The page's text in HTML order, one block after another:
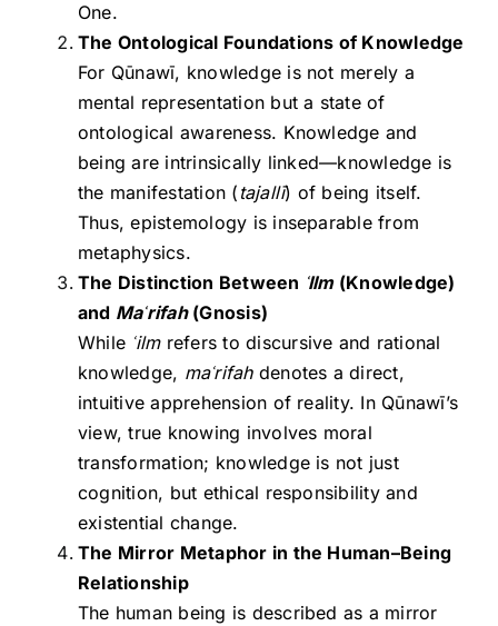
One.
The Ontological Foundations of Knowledge
For Qūnawī, knowledge is not merely a
mental representation but a state of
ontological awareness. Knowledge and
being are intrinsically linked—knowledge is
the manifestation ( tajallī) of being itself.
Thus, epistemology is inseparable from
metaphysics.
The Distinction Between ʿIlm(Knowledge)
and Maʿrifah(Gnosis)
While ʿilmrefers to discursive and rational
knowledge, maʿrifahdenotes a direct,
intuitive apprehension of reality. In Qūnawī’s
view, true knowing involves moral
transformation; knowledge is not just
cognition, but ethical responsibility and
existential change.
The Mirror Metaphor in the Human–Being
Relationship
The human being is described as a mirror